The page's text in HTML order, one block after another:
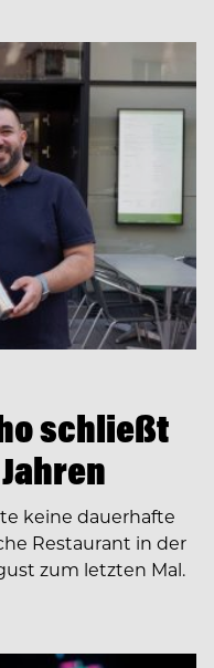
schließt
keine dauerhafte
Restaurant in der
zum letzten Mal.